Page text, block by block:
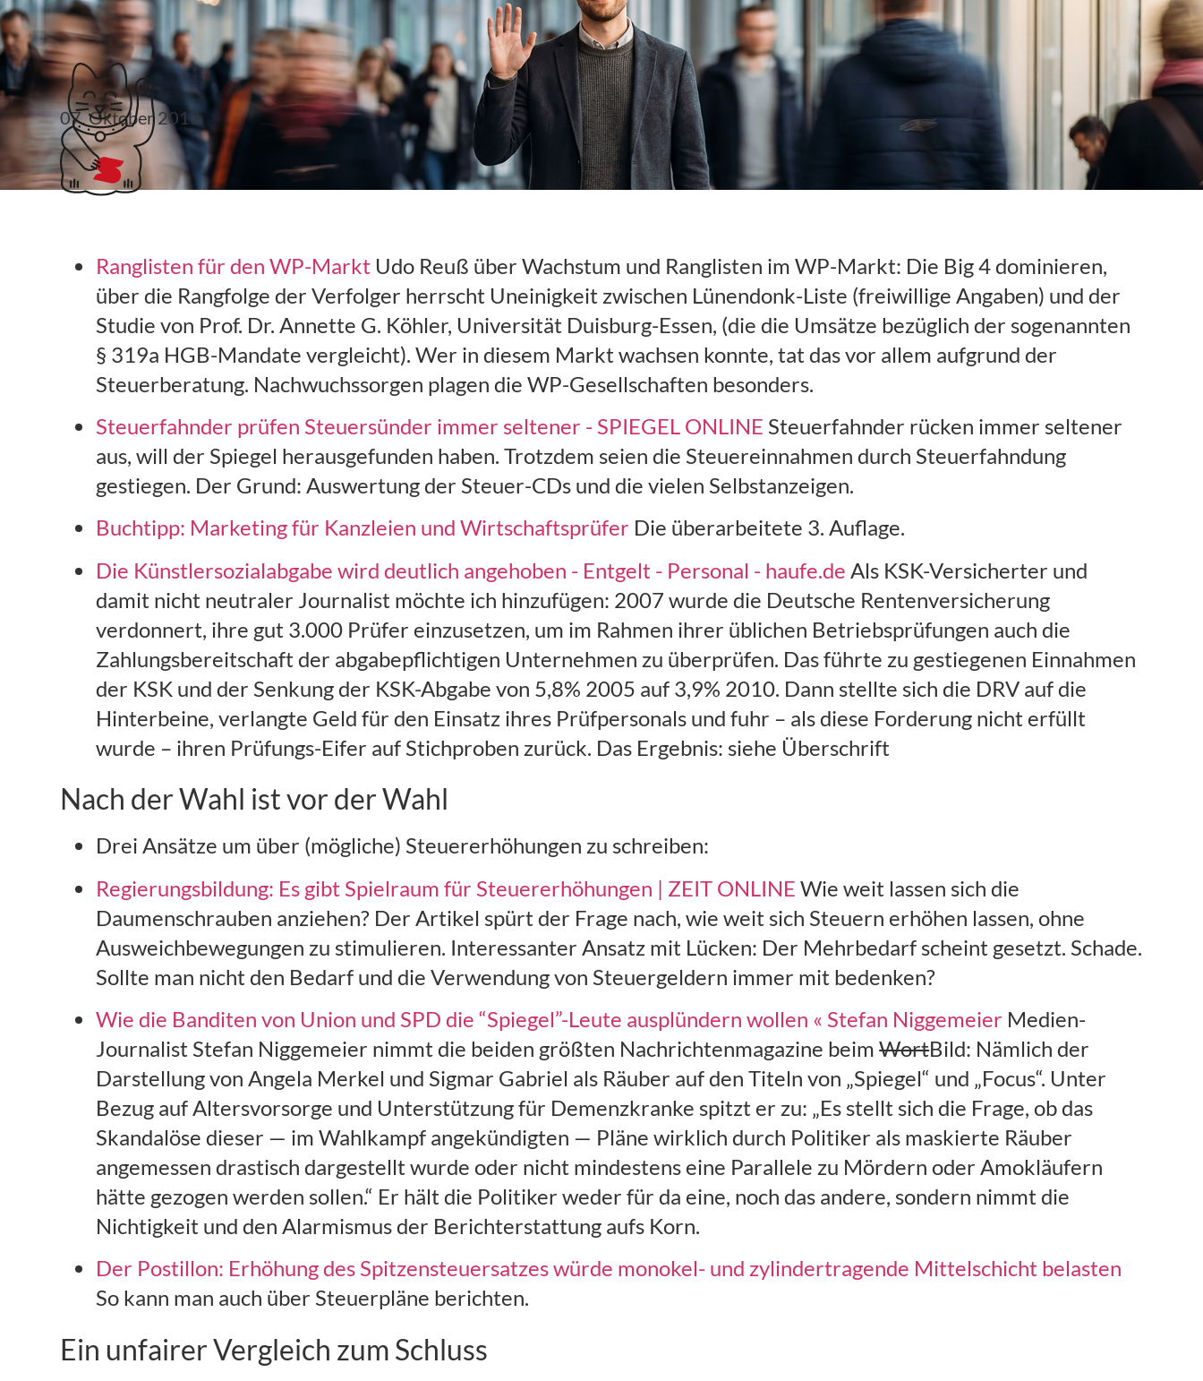
Links 41. KW
07. Oktober 2013
Ranglisten für den WP-Markt Udo Reuß über Wachstum und Ranglisten im WP-Markt: Die Big 4 dominieren,
über die Rangfolge der Verfolger herrscht Uneinigkeit zwischen Lünendonk-Liste (freiwillige Angaben) und der
Studie von Prof. Dr. Annette G. Köhler, Universität Duisburg-Essen, (die die Umsätze bezüglich der sogenannten
§ 319a HGB-Mandate vergleicht). Wer in diesem Markt wachsen konnte, tat das vor allem aufgrund der
Steuerberatung. Nachwuchssorgen plagen die WP-Gesellschaften besonders.
Steuerfahnder prüfen Steuersünder immer seltener - SPIEGEL ONLINE Steuerfahnder rücken immer seltener
aus, will der Spiegel herausgefunden haben. Trotzdem seien die Steuereinnahmen durch Steuerfahndung
gestiegen. Der Grund: Auswertung der Steuer-CDs und die vielen Selbstanzeigen.
Buchtipp: Marketing für Kanzleien und Wirtschaftsprüfer Die überarbeitete 3. Auflage.
Die Künstlersozialabgabe wird deutlich angehoben - Entgelt - Personal - haufe.de Als KSK-Versicherter und
damit nicht neutraler Journalist möchte ich hinzufügen: 2007 wurde die Deutsche Rentenversicherung
verdonnert, ihre gut 3.000 Prüfer einzusetzen, um im Rahmen ihrer üblichen Betriebsprüfungen auch die
Zahlungsbereitschaft der abgabepflichtigen Unternehmen zu überprüfen. Das führte zu gestiegenen Einnahmen
der KSK und der Senkung der KSK-Abgabe von 5,8% 2005 auf 3,9% 2010. Dann stellte sich die DRV auf die
Hinterbeine, verlangte Geld für den Einsatz ihres Prüfpersonals und fuhr – als diese Forderung nicht erfüllt
wurde – ihren Prüfungs-Eifer auf Stichproben zurück. Das Ergebnis: siehe Überschrift
Nach der Wahl ist vor der Wahl
Drei Ansätze um über (mögliche) Steuererhöhungen zu schreiben:
Regierungsbildung: Es gibt Spielraum für Steuererhöhungen | ZEIT ONLINE Wie weit lassen sich die
Daumenschrauben anziehen? Der Artikel spürt der Frage nach, wie weit sich Steuern erhöhen lassen, ohne
Ausweichbewegungen zu stimulieren. Interessanter Ansatz mit Lücken: Der Mehrbedarf scheint gesetzt. Schade.
Sollte man nicht den Bedarf und die Verwendung von Steuergeldern immer mit bedenken?
Wie die Banditen von Union und SPD die “Spiegel”-Leute ausplündern wollen « Stefan Niggemeier Medien-
Journalist Stefan Niggemeier nimmt die beiden größten Nachrichtenmagazine beimWortBild: Nämlich der
Darstellung von Angela Merkel und Sigmar Gabriel als Räuber auf den Titeln von „Spiegel“ und „Focus“. Unter
Bezug auf Altersvorsorge und Unterstützung für Demenzkranke spitzt er zu: „Es stellt sich die Frage, ob das
Skandalöse dieser — im Wahlkampf angekündigten — Pläne wirklich durch Politiker als maskierte Räuber
angemessen drastisch dargestellt wurde oder nicht mindestens eine Parallele zu Mördern oder Amokläufern
hätte gezogen werden sollen.“ Er hält die Politiker weder für da eine, noch das andere, sondern nimmt die
Nichtigkeit und den Alarmismus der Berichterstattung aufs Korn.
Der Postillon: Erhöhung des Spitzensteuersatzes würde monokel- und zylindertragende Mittelschicht belasten
So kann man auch über Steuerpläne berichten.
Ein unfairer Vergleich zum Schluss